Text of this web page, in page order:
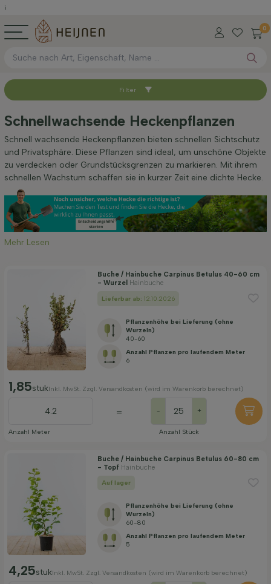
0
Sortieren nach
Verfügbar
Wurzel-Typ
Höhe bei Lieferung (cm)
Breite bei Lieferung (cm)
Geschlecht
Standort
Blütenfarbe
Blütezeit
Blattfarbe
Filter
Schnellwachsende Heckenpflanzen
Schnell wachsende Heckenpflanzen bieten schnellen Sichtschutz
und Privatsphäre. Diese Pflanzen sind ideal, um unschöne Objekte
zu verdecken oder Grundstücksgrenzen zu markieren. Mit ihrem
schnellen Wachstum schaffen sie in kurzer Zeit eine dichte Hecke.
Mehr Lesen
Buche / Hainbuche Carpinus Betulus 40-60 cm
- Wurzel Hainbuche
Lieferbar ab: 12.10.2026
Pflanzenhöhe bei Lieferung (ohne
Wurzeln)
40-60
Anzahl Pflanzen pro laufendem Meter
6
1,85stukInkl. MwSt. Zzgl. Versandkosten (wird im Warenkorb berechnet)
Anzahl Meter
= - +
Anzahl Stück
Buche / Hainbuche Carpinus Betulus 60-80 cm
- Topf Hainbuche
Auf lager
Pflanzenhöhe bei Lieferung (ohne
Wurzeln)
60-80
Anzahl Pflanzen pro laufendem Meter
5
4,25stukInkl. MwSt. Zzgl. Versandkosten (wird im Warenkorb berechnet)